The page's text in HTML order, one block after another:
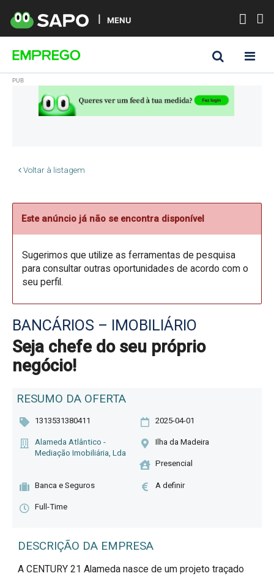
MENU
Voltar à listagem
Este anúncio já não se encontra disponível
Sugerimos que utilize as ferramentas de pesquisa
para consultar outras oportunidades de acordo com o
seu perfil.
BANCÁRIOS – IMOBILIÁRIO
Seja chefe do seu próprio
negócio!
RESUMO DA OFERTA
1313531380411 2025-04-01
Alameda Atlântico -
Mediação Imobiliária, Lda
Ilha da Madeira
Presencial
Banca e Seguros A definir
Full-Time
DESCRIÇÃO DA EMPRESA
A CENTURY 21 Alameda nasce de um projeto traçado